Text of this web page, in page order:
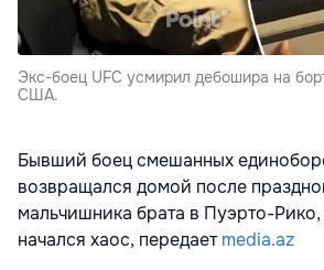
Экс-боец UFC усмирил дебошира на
США.
Бывший боец смешанных
возвращался домой после
мальчишника брата в Пуэрто-Рико,
начался хаос, передаетmedia.az